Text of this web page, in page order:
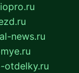
news.ru
otdelky.ru